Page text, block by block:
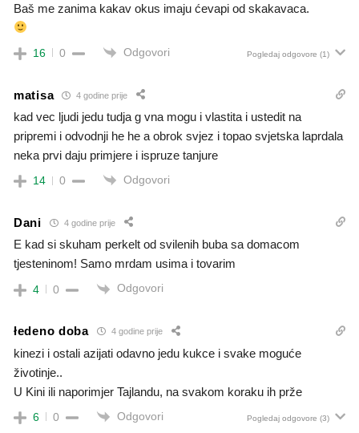
Baš me zanima kakav okus imaju ćevapi od skakavaca.
16 0 Odgovori Pogledaj odgovore (1)
matisa 4 godine prije
kad vec ljudi jedu tudja g vna mogu i vlastita i ustedit na
pripremi i odvodnji he he a obrok svjez i topao svjetska laprdala
neka prvi daju primjere i ispruze tanjure
14 0 Odgovori
Dani 4 godine prije
E kad si skuham perkelt od svilenih buba sa domacom
tjesteninom! Samo mrdam usima i tovarim
4 0 Odgovori
łedeno doba 4 godine prije
kinezi i ostali azijati odavno jedu kukce i svake moguće
životinje..
U Kini ili naporimjer Tajlandu, na svakom koraku ih prže
6 0 Odgovori Pogledaj odgovore (3)